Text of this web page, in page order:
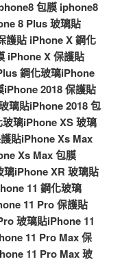
包膜 iphone8
8 Plus 玻璃貼
護貼 iPhone X 鋼化
iPhone X 保護貼
鋼化玻璃iPhone
iPhone 2018 保護貼
璃貼iPhone 2018 包
璃iPhone XS 玻璃
貼iPhone Xs Max
Xs Max 包膜
璃iPhone XR 玻璃貼
11 鋼化玻璃
11 Pro 保護貼
玻璃貼iPhone 11
11 Pro Max 保
11 Pro Max 玻